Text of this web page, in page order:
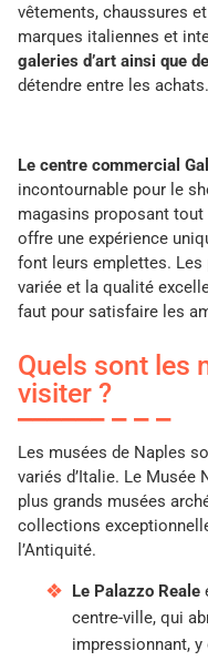
vêtements, chaussures
marques italiennes et
galeries d’art ainsi que
détendre entre les achats.
Le centre commercial
incontournable pour le
magasins proposant
offre une expérience
font leurs emplettes.
variée et la qualité
faut pour satisfaire les
Quels sont les
visiter ?
Les musées de Naples
variés d’Italie. Le Musée
plus grands musées
collections
l’Antiquité.
Le Palazzo Reale
centre-ville, qui
impressionnant,